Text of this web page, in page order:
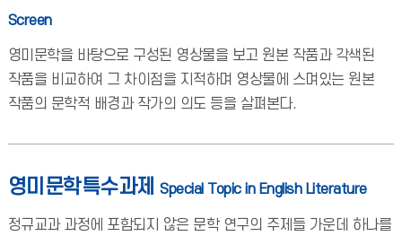
Screen
영미문학을 바탕으로 구성된 영상물을 보고 원본 작품과 각색된
작품을 비교하여 그 차이점을 지적하며 영상물에 스며있는 원본
작품의 문학적 배경과 작가의 의도 등을 살펴본다.
영미문학특수과제 Special Topic in English Literature
정규교과 과정에 포함되지 않은 문학 연구의 주제들 가운데 하나를